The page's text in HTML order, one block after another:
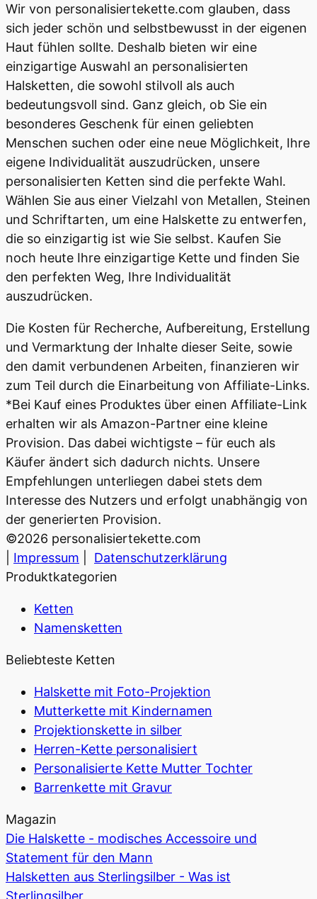
Wir von personalisiertekette.com glauben, dass
sich jeder schön und selbstbewusst in der eigenen
Haut fühlen sollte. Deshalb bieten wir eine
einzigartige Auswahl an personalisierten
Halsketten, die sowohl stilvoll als auch
bedeutungsvoll sind. Ganz gleich, ob Sie ein
besonderes Geschenk für einen geliebten
Menschen suchen oder eine neue Möglichkeit, Ihre
eigene Individualität auszudrücken, unsere
personalisierten Ketten sind die perfekte Wahl.
Wählen Sie aus einer Vielzahl von Metallen, Steinen
und Schriftarten, um eine Halskette zu entwerfen,
die so einzigartig ist wie Sie selbst. Kaufen Sie
noch heute Ihre einzigartige Kette und finden Sie
den perfekten Weg, Ihre Individualität
auszudrücken.
Die Kosten für Recherche, Aufbereitung, Erstellung
und Vermarktung der Inhalte dieser Seite, sowie
den damit verbundenen Arbeiten, finanzieren wir
zum Teil durch die Einarbeitung von Affiliate-Links.
*Bei Kauf eines Produktes über einen Affiliate-Link
erhalten wir als Amazon-Partner eine kleine
Provision. Das dabei wichtigste – für euch als
Käufer ändert sich dadurch nichts. Unsere
Empfehlungen unterliegen dabei stets dem
Interesse des Nutzers und erfolgt unabhängig von
der generierten Provision.
©2026 personalisiertekette.com
Impressum
Datenschutzerklärung
Produktkategorien
Ketten
Namensketten
Beliebteste Ketten
Halskette mit Foto-Projektion
Mutterkette mit Kindernamen
Projektionskette in silber
Herren-Kette personalisiert
Personalisierte Kette Mutter Tochter
Barrenkette mit Gravur
Magazin
Die Halskette - modisches Accessoire und
Statement für den Mann
Halsketten aus Sterlingsilber - Was ist
Sterlingsilber